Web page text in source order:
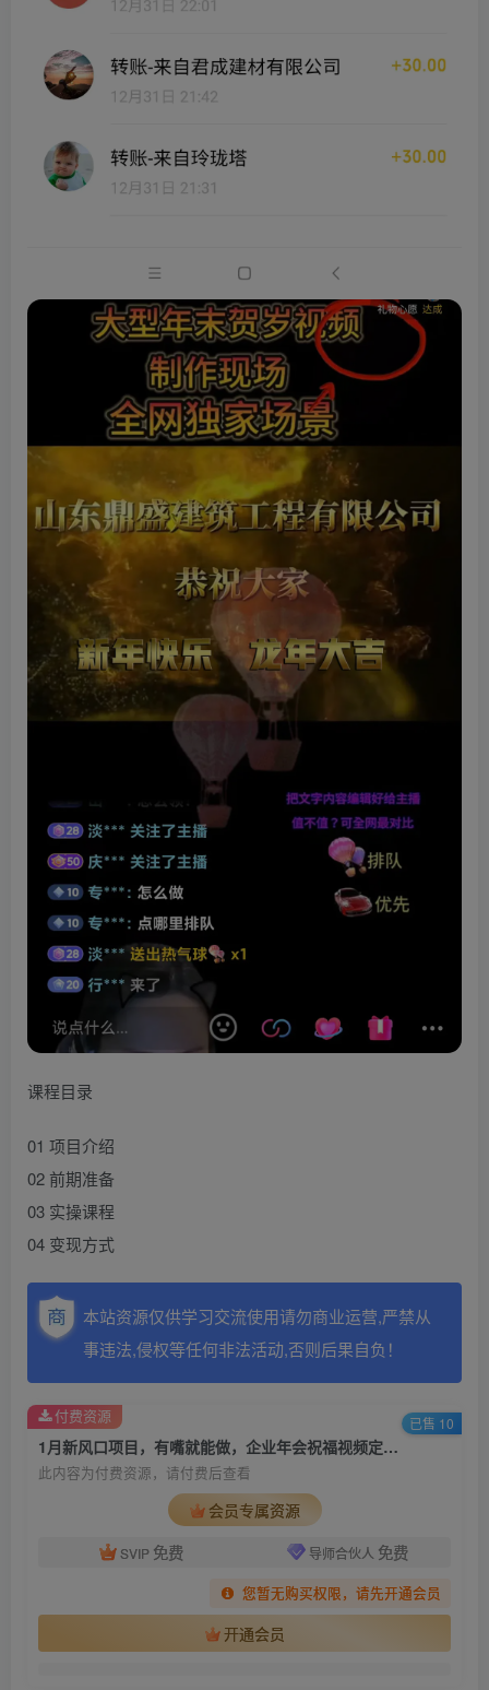
课程目录
01 项目介绍
02 前期准备
03 实操课程
04 变现方式
本站资源仅供学习交流使用请勿商业运营,严禁从
事违法,侵权等任何非法活动,否则后果自负！
1月新风口项目，有嘴就能做，企业年会祝福视频定制，单日轻松收益20000+
此内容为付费资源，请付费后查看
会员专属资源
SVIP 免费 导师合伙人 免费
您暂无购买权限，请先开通会员
开通会员
付费资源 已售 10